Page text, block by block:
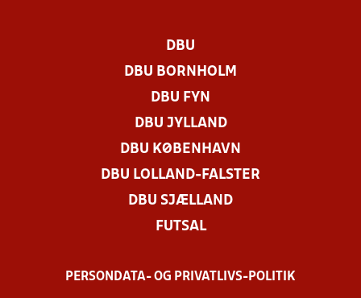
DBU
DBU BORNHOLM
DBU FYN
DBU JYLLAND
DBU KØBENHAVN
DBU LOLLAND-FALSTER
DBU SJÆLLAND
FUTSAL
PERSONDATA- OG PRIVATLIVS-POLITIK